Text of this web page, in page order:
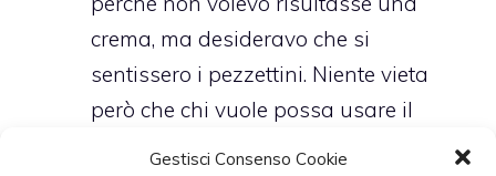
Gestisci Consenso Cookie
crema, ma desideravo che si
sentissero i pezzettini. Niente vieta
però che chi vuole possa usare il